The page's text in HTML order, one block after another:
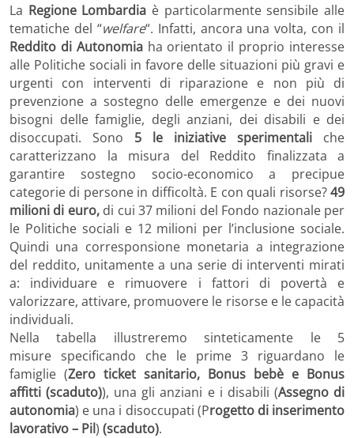
La Regione Lombardia è particolarmente sensibile alle
tematiche del “welfare“. Infatti, ancora una volta, con il
Reddito di Autonomiaha orientato il proprio interesse
alle Politiche sociali in favore delle situazioni più gravi e
urgenti con interventi di riparazione e non più di
prevenzione a sostegno delle emergenze e dei nuovi
bisogni delle famiglie, degli anziani, dei disabili e dei
disoccupati. Sono 5 le iniziative sperimentali che
caratterizzano la misura del Reddito finalizzata a
garantire sostegno socio-economico a precipue
categorie di persone in difficoltà. E con quali risorse?49
milioni di euro,di cui 37 milioni del Fondo nazionale per
le Politiche sociali e 12 milioni per l’inclusione sociale.
Quindi una corresponsione monetaria a integrazione
del reddito, unitamente a una serie di interventi mirati
a: individuare e rimuovere i fattori di povertà e
valorizzare, attivare, promuovere le risorse e le capacità
individuali.
Nella tabella illustreremo sinteticamente le 5
misure specificando che le prime 3 riguardano le
famiglie (Zero ticket sanitario, Bonus bebè e Bonus
affitti (scaduto)), una gli anziani e i disabili (Assegno di
autonomia) e una i disoccupati (Progetto di inserimento
lavorativo – Pil) (scaduto).